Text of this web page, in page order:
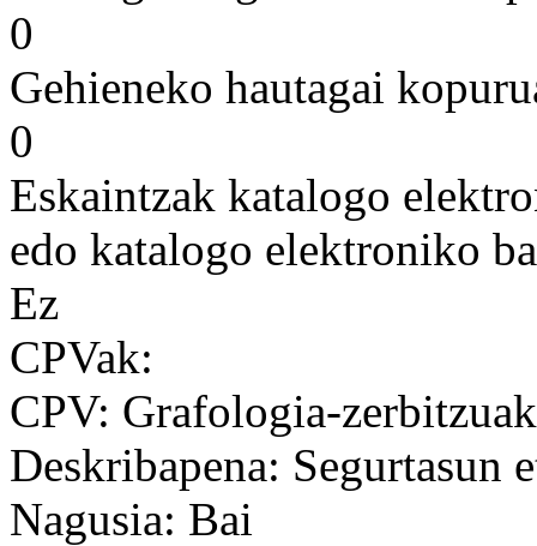
0
Gehieneko hautagai
0
Eskaintzak katalogo
edo katalogo elektroniko
Ez
CPVak:
CPV: Grafologia-zerbitzuak
Deskribapena: Segurtasun
Nagusia: Bai